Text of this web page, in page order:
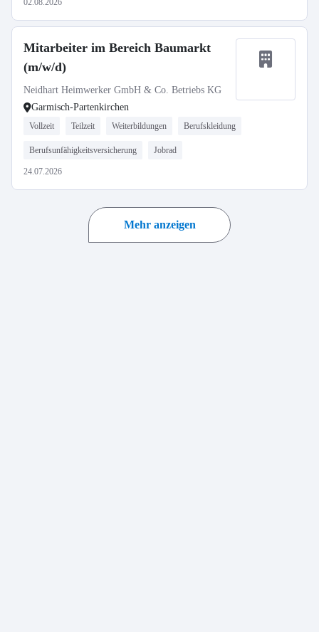
02.08.2026
Mitarbeiter im Bereich Baumarkt
(m/w/d)
Neidhart Heimwerker GmbH & Co. Betriebs KG
Garmisch-Partenkirchen
Vollzeit Teilzeit Weiterbildungen Berufskleidung
Berufsunfähigkeitsversicherung Jobrad
24.07.2026
Mehr anzeigen